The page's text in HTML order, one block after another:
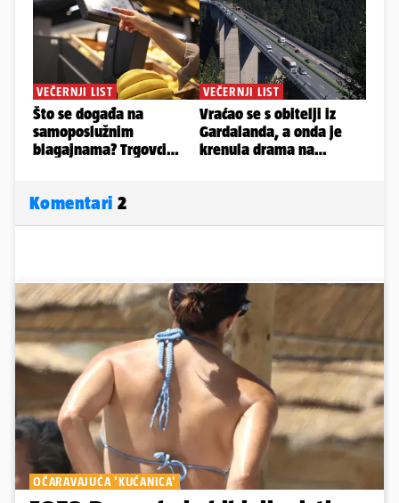
Komentari 2
OČARAVAJUĆA 'KUĆANICA'